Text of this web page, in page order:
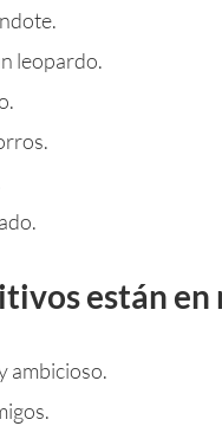
leopardo.
están
ambicioso.